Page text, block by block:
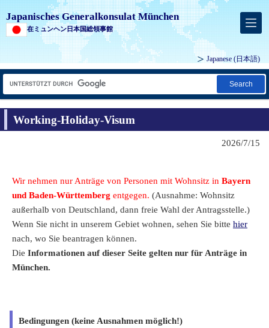
Japanisches Generalkonsulat München
在ミュンヘン日本国総領事館
Japanese (日本語)
Search
Working-Holiday-Visum
2026/7/15
Wir nehmen nur Anträge von Personen mit Wohnsitz in Bayern
und Baden-Württemberg entgegen. (Ausnahme: Wohnsitz
außerhalb von Deutschland, dann freie Wahl der Antragsstelle.)
Wenn Sie nicht in unserem Gebiet wohnen, sehen Sie bitte hier
nach, wo Sie beantragen können.
Die Informationen auf dieser Seite gelten nur für Anträge in
München.
Bedingungen (keine Ausnahmen möglich!)